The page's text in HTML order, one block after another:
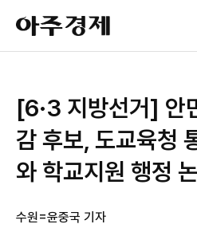
아
주
경
[6·3 지방선거] 안
감 후보, 도교육청
와 학교지원 행정
수원=윤중국 기자